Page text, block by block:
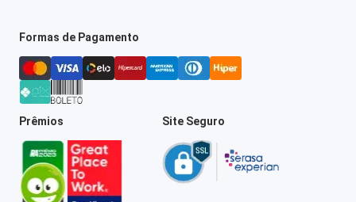
Formas de Pagamento
Prêmios Site Seguro